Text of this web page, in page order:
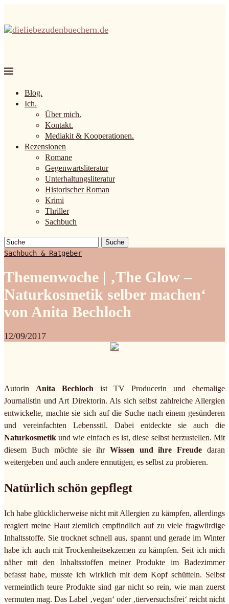
Blog.
Ich.
Über mich.
Kontakt.
Mediakit & Kooperationen.
Rezensionen
Romane
Gegenwartsliteratur
Unterhaltungsliteratur
Historischer Roman
Krimi
Thriller
Sachbuch
Suche
Sachbuch & Ratgeber
Themenwoche | ‚The Glow –
Naturkosmetik selber machen‘
von Anita Bechloch
12/09/2017
Autorin Anita Bechloch ist TV Producerin und ehemalige
Journalistin und Art Direktorin. Als sich selbst zahlreiche Allergien
entwickelte, machte sie sich auf die Suche nach einem gesünderen
und vereinfachten Lebensstil. Dabei entdeckte sie auch die
Naturkosmetikund wie einfach es ist, diese selbst herzustellen. Mit
diesem Buch möchte sie ihr Wissen und ihre Freude daran
weitergeben und auch andere ermutigen, es selbst zu probieren.
Natürlich schön gepflegt
Ich habe glücklicherweise nicht mit Allergien zu kämpfen, allerdings
reagiert meine Haut ziemlich empfindlich auf zu viele fragwürdige
Inhaltsstoffe. Sie trocknet schnell aus, spannt und gerade im Winter
habe ich auch mit Trockenheitsekzemen zu kämpfen. Seit ich mich
näher mit den Inhaltsstoffen meiner Produkte im Badezimmer
befasst habe, musste ich wirklich mit dem Kopf schütteln. Selbst
vermeintlich teure Produkte sind gar nicht so rein, wie man zuerst
vermuten mag. Das Label ‚vegan‘ oder ‚tierversuchsfrei‘ reicht nicht